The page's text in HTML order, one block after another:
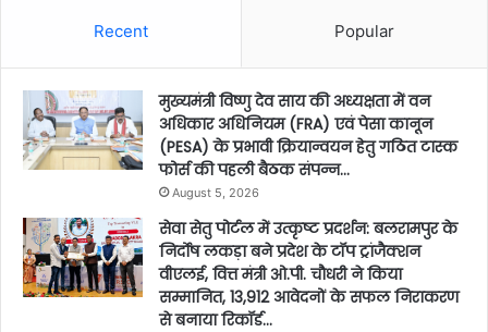
Recent Popular
मुख्यमंत्री विष्णु देव साय की अध्यक्षता में वन
अधिकार अधिनियम (FRA) एवं पेसा कानून
(PESA) के प्रभावी क्रियान्वयन हेतु गठित टास्क
फोर्स की पहली बैठक संपन्न…
August 5, 2026
सेवा सेतु पोर्टल में उत्कृष्ट प्रदर्शन: बलरामपुर के
निर्दोष लकड़ा बने प्रदेश के टॉप ट्रांजैक्शन
वीएलई, वित्त मंत्री ओ.पी. चौधरी ने किया
सम्मानित, 13,912 आवेदनों के सफल निराकरण
से बनाया रिकॉर्ड…